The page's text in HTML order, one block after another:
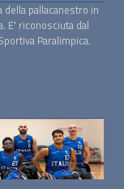
della pallacanestro in
E' riconosciuta dal
Paralimpica.